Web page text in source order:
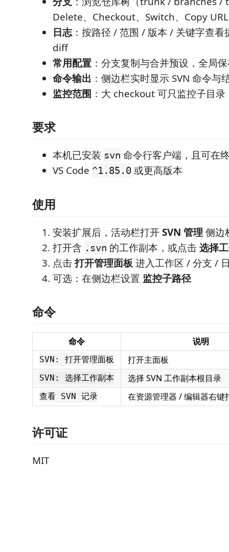
Delete、Checkout、Switch、Copy URL
日志：按路径 / 范围 / 版本 / 关键字查看
diff
常用配置 ：分支复制与合并预设，全局
命令输出 ：侧边栏实时显示 SVN 命令与
监控范围 ：大 checkout 可只监控子目录
要求
本机已安装 svn 命令行客户端，且可在
VS Code ^1.85.0 或更高版本
使用
安装扩展后，活动栏打开SVN 管理 侧边
打开含 .svn 的工作副本，或点击选择
点击打开管理面板进入工作区 / 分支 /
可选：在侧边栏设置 监控子路径
命令
命令 说明
SVN: 打开管理面板 打开主面板
SVN: 选择工作副本 选择 SVN 工作副本根目录
查看 SVN 记录 在资源管理器 / 编辑器右键
许可证
MIT